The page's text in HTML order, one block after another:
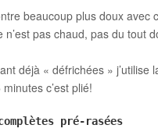
beaucoup plus doux avec
n’est pas chaud, pas du tout
déjà « défrichées »
c’est plié!
pré-rasées